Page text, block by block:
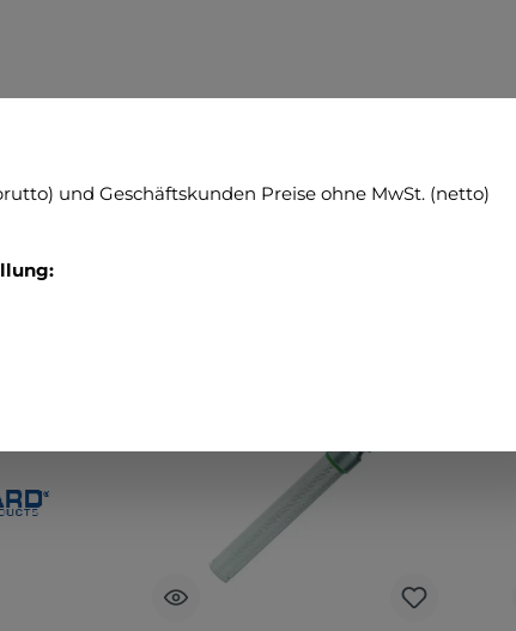
LIFEGUARD EMERGENCY PRODUCTS
und Geschäftskunden Preise ohne MwSt. (netto)